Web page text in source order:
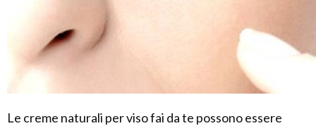
Le creme naturali per viso fai da te possono essere